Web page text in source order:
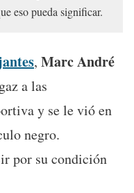
eso pueda significar.
, Marc André
a las
y se le vió en
negro.
por su condición